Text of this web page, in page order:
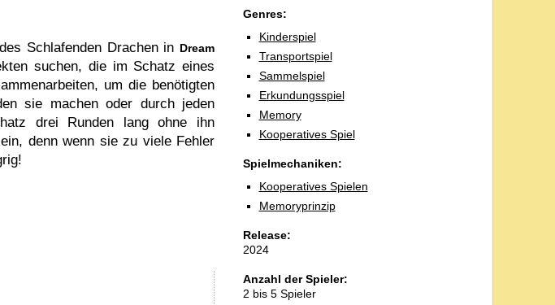
Genres:
Kinderspiel
Transportspiel
Sammelspiel
Erkundungsspiel
Memory
Kooperatives Spiel
Spielmechaniken:
Kooperatives Spielen
Memoryprinzip
Release:
2024
Anzahl der Spieler:
2 bis 5 Spieler
Schlafenden Drachen in Dream
suchen, die im Schatz eines
um die benötigten
sie machen oder durch jeden
drei Runden lang ohne ihn
denn wenn sie zu viele Fehler